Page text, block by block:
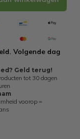
Volgende dag
Geld terug!
tot 30 dagen
voorop =